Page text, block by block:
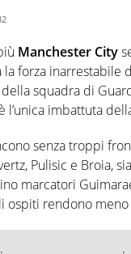
Manchester City
la forza inarrestabile
della squadra di
l’unica imbattuta
senza troppi
Pulisic e Broia,
marcatori
ospiti rendono meno